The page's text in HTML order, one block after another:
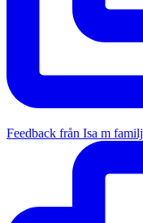
Feedback från Isa m